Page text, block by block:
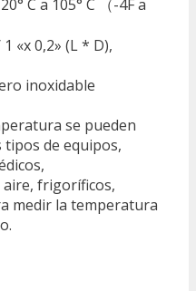
C a 105° C （-4F a
«x 0,2» (L * D),
inoxidable
se pueden
de equipos,
aire, frigoríficos,
medir la temperatura